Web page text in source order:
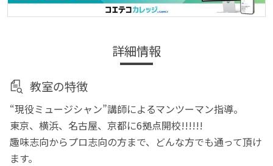
詳細情報
教室の特徴
“現役ミュージシャン”講師によるマンツーマン指導。
東京、横浜、名古屋、京都に6拠点開校!!!!!!
趣味志向からプロ志向の方まで、どんな方でも通って頂け
ます。